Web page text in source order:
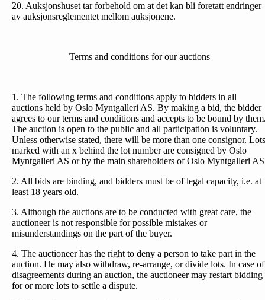
20. Auksjonshuset tar forbehold om at det kan bli foretatt endringer
av auksjonsreglementet mellom auksjonene.
Terms and conditions for our auctions
1. The following terms and conditions apply to bidders in all
auctions held by Oslo Myntgalleri AS. By making a bid, the bidder
agrees to our terms and conditions and accepts to be bound by
The auction is open to the public and all participation is voluntary.
Unless otherwise stated, there will be more than one consignor. Lots
marked with an x behind the lot number are consigned by Oslo
Myntgalleri AS or by the main shareholders of Oslo Myntgalleri
2. All bids are binding, and bidders must be of legal capacity, i.e. at
least 18 years old.
3. Although the auctions are to be conducted with great care, the
auctioneer is not responsible for possible mistakes or
misunderstandings on the part of the buyer.
4. The auctioneer has the right to deny a person to take part in the
auction. He may also withdraw, re-arrange, or divide lots. In case of
disagreements during an auction, the auctioneer may restart bidding
for or more lots to settle a dispute.